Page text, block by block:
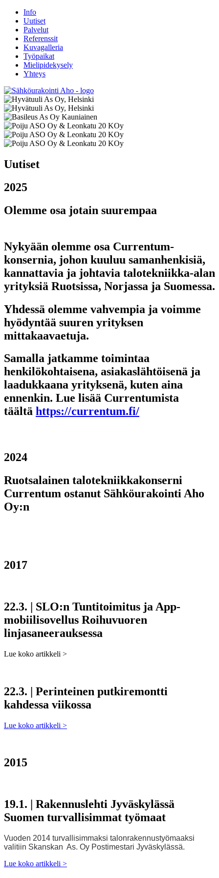
Info
Uutiset
Palvelut
Referenssit
Kuvagalleria
Työpaikat
Mielipidekysely
Yhteys
Uutiset
2025
Olemme osa jotain suurempaa
Nykyään olemme osa Currentum-
konsernia, johon kuuluu samanhenkisiä,
kannattavia ja johtavia talotekniikka-alan
yrityksiä Ruotsissa, Norjassa ja Suomessa.
Yhdessä olemme vahvempia ja voimme
hyödyntää suuren yrityksen
mittakaavaetuja.
Samalla jatkamme toimintaa
henkilökohtaisena, asiakaslähtöisenä ja
laadukkaana yrityksenä, kuten aina
ennenkin. Lue lisää Currentumista
täältä https://currentum.fi/
2024
Ruotsalainen talotekniikkakonserni
Currentum ostanut Sähköurakointi Aho
Oy:n
2017
22.3. | SLO:n Tuntitoimitus ja App-
mobiilisovellus Roihuvuoren
linjasaneerauksessa
Lue koko artikkeli >
22.3. | Perinteinen putkiremontti
kahdessa viikossa
Lue koko artikkeli >
2015
19.1. | Rakennuslehti Jyväskylässä
Suomen turvallisimmat työmaat
Vuoden 2014 turvallisimmaksi talonrakennustyömaaksi
valitiin Skanskan As. Oy Postimestari Jyväskylässä.
Lue koko artikkeli >